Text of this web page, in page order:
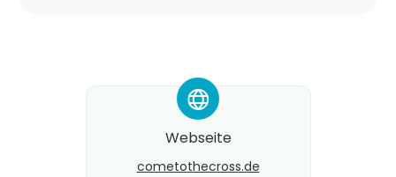
*
Webseite
cometothecross.de